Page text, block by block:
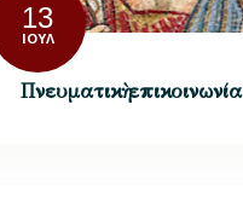
13
ΙΟΎΛ
Πνευματικὴ επικοινωνία